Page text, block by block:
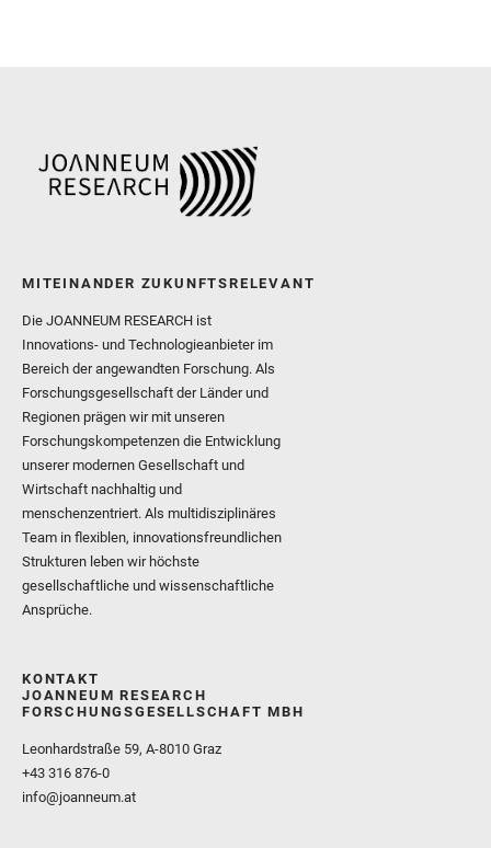
MITEINANDER ZUKUNFTSRELEVANT
Die JOANNEUM RESEARCH ist
Innovations- und Technologieanbieter im
Bereich der angewandten Forschung. Als
Forschungsgesellschaft der Länder und
Regionen prägen wir mit unseren
Forschungskompetenzen die Entwicklung
unserer modernen Gesellschaft und
Wirtschaft nachhaltig und
menschenzentriert. Als multidisziplinäres
Team in flexiblen, innovationsfreundlichen
Strukturen leben wir höchste
gesellschaftliche und wissenschaftliche
Ansprüche.
KONTAKT
JOANNEUM RESEARCH
FORSCHUNGSGESELLSCHAFT MBH
Leonhardstraße 59, A-8010 Graz
+43 316 876-0
info@joanneum.at